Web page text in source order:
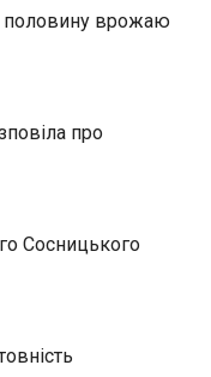
половину врожаю
про
Сосницького